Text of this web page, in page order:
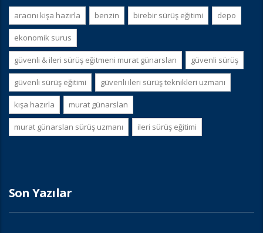
aracını kişa hazırla benzin birebir sürüş eğitimi depo
ekonomik surus
güvenli & i̇leri sürüş eğitmeni murat günarslan güvenli sürüş
güvenli sürüş eğitimi güvenli i̇leri sürüş teknikleri uzmanı
kışa hazırla murat günarslan
murat günarslan sürüş uzmanı i̇leri sürüş eğitimi
Son Yazılar